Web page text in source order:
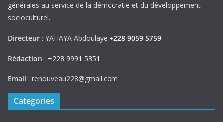
générales au service de la démocratie et du développement
socioculturel.
Directeur : YAHAYA Abdoulaye +228 9059 5759
Rédaction : +228 9991 5351
Email : renouveau228@gmail.com
Categories